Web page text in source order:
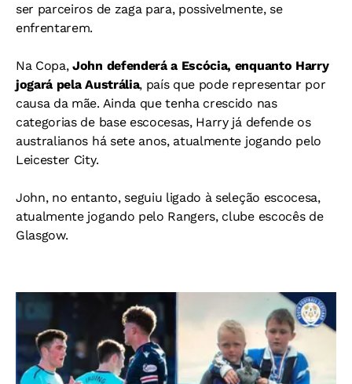
ser parceiros de zaga para, possivelmente, se
enfrentarem.
Na Copa,John defenderá a Escócia, enquanto Harry
jogará pela Austrália, país que pode representar por
causa da mãe. Ainda que tenha crescido nas
categorias de base escocesas, Harry já defende os
australianos há sete anos, atualmente jogando pelo
Leicester City.
John, no entanto, seguiu ligado à seleção escocesa,
atualmente jogando pelo Rangers, clube escocês de
Glasgow.